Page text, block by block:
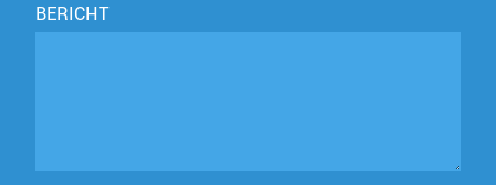
BERICHT